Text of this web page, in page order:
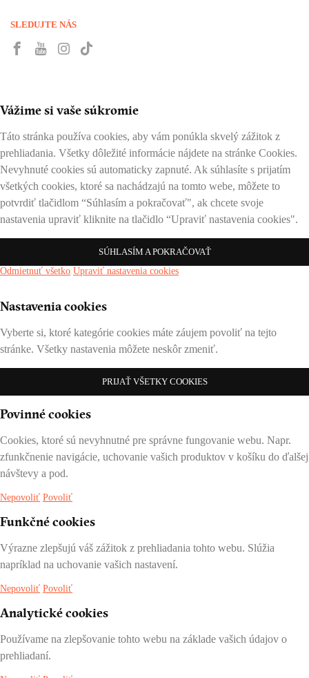
SLEDUJTE NÁS
Vážime si vaše súkromie
Táto stránka používa cookies, aby vám ponúkla skvelý zážitok z
prehliadania. Všetky dôležité informácie nájdete na stránke Cookies.
Nevyhnuté cookies sú automaticky zapnuté. Ak súhlasíte s prijatím
všetkých cookies, ktoré sa nachádzajú na tomto webe, môžete to
potvrdiť tlačidlom “Súhlasím a pokračovať", ak chcete svoje
nastavenia upraviť kliknite na tlačidlo “Upraviť nastavenia cookies".
SÚHLASÍM A POKRAČOVAŤ
Odmietnuť všetko Upraviť nastavenia cookies
Nastavenia cookies
Vyberte si, ktoré kategórie cookies máte záujem povoliť na tejto
stránke. Všetky nastavenia môžete neskôr zmeniť.
PRIJAŤ VŠETKY COOKIES
Povinné cookies
Cookies, ktoré sú nevyhnutné pre správne fungovanie webu. Napr.
zfunkčnenie navigácie, uchovanie vašich produktov v košíku do ďalšej
návštevy a pod.
Nepovoliť Povoliť
Funkčné cookies
Výrazne zlepšujú váš zážitok z prehliadania tohto webu. Slúžia
napríklad na uchovanie vašich nastavení.
Nepovoliť Povoliť
Analytické cookies
Používame na zlepšovanie tohto webu na základe vašich údajov o
prehliadaní.